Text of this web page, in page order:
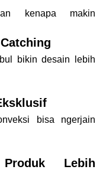
kenapa makin
bikin desain lebih
bisa ngerjain
Lebih